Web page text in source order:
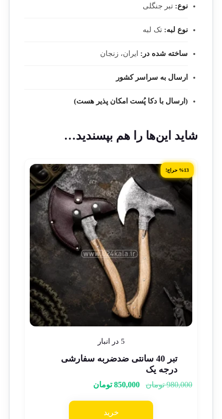
نوع: تبر جنگلی
نوع لبه: تک لبه
ساخته شده در: ایران، زنجان
ارسال به سراسر کشور
(ارسال با دکا پُست امکان پذیر هست)
شاید این‌ها را هم بپسندید…
%13 حراج!
5 در انبار
تبر 40 سانتی ضدضربه سفارشی
درجه یک
980,000 تومان 850,000 تومان
خرید